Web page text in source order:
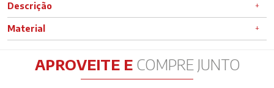
Descrição
Material
APROVEITE ECOMPRE JUNTO